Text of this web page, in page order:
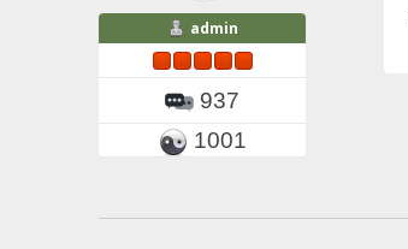
admin
937
1001